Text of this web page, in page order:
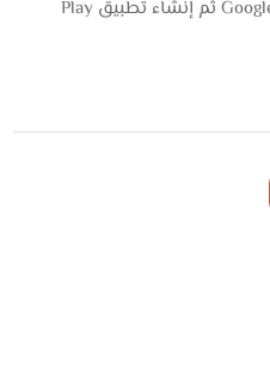
ثم إنشاء إنشاء حساب مطور Google Play ثم إنشاء تطبيق Play